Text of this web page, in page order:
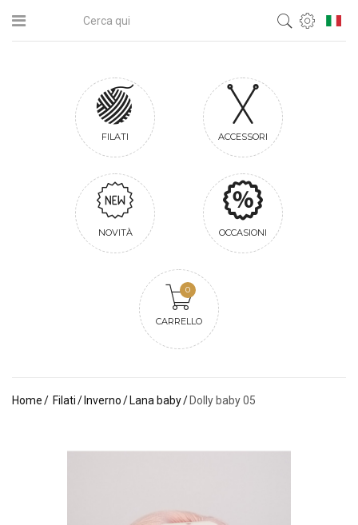
FILATI ACCESSORI
NOVITÀ OCCASIONI
CARRELLO
0
Home Filati Inverno Lana baby Dolly baby 05